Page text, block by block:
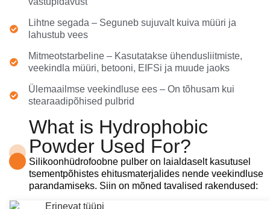
Lihtne segada – Seguneb sujuvalt kuiva müüri ja
lahustub vees
Mitmeotstarbeline – Kasutatakse ühendusliitmiste,
veekindla müüri, betooni, EIFSi ja muude jaoks
Ülemaailmse veekindluse ees – On tõhusam kui
stearaadipõhised pulbrid
What is Hydrophobic
Powder Used For?
Silikoonhüdrofoobne pulber on laialdaselt kasutusel
tsementpõhistes ehitusmaterjalides nende veekindluse
parandamiseks. Siin on mõned tavalised rakendused: